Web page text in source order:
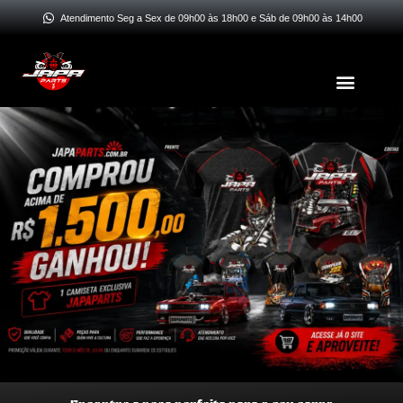
Ir
conteúdo
Atendimento Seg a Sex de 09h00 às 18h00 e Sáb de 09h00 às 14h00
Menu